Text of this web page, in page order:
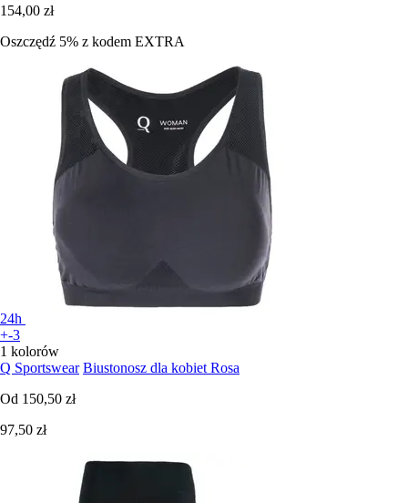
154,00 zł
Oszczędź 5% z kodem EXTRA
24h
+-3
1 kolorów
Q Sportswear Biustonosz dla kobiet Rosa
Od 150,50 zł
97,50 zł